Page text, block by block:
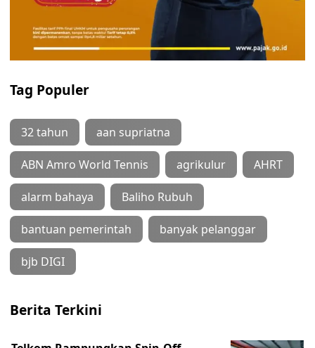
Tag Populer
32 tahun aan supriatna
ABN Amro World Tennis agrikulur AHRT
alarm bahaya Baliho Rubuh
bantuan pemerintah banyak pelanggar
bjb DIGI
Berita Terkini